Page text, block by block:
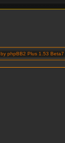
phpBB2 Plus 1.53 Beta7